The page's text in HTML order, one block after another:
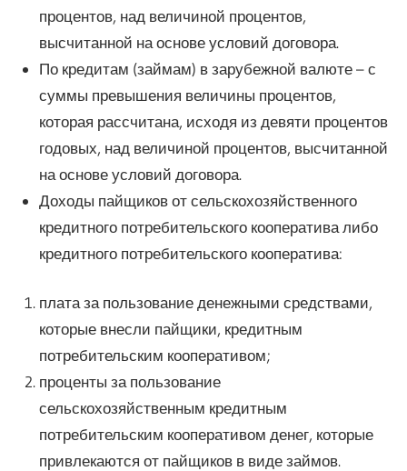
процентов, над величиной процентов,
высчитанной на основе условий договора.
По кредитам (займам) в зарубежной валюте – с
суммы превышения величины процентов,
которая рассчитана, исходя из девяти процентов
годовых, над величиной процентов, высчитанной
на основе условий договора.
Доходы пайщиков от сельскохозяйственного
кредитного потребительского кооператива либо
кредитного потребительского кооператива:
плата за пользование денежными средствами,
которые внесли пайщики, кредитным
потребительским кооперативом;
проценты за пользование
сельскохозяйственным кредитным
потребительским кооперативом денег, которые
привлекаются от пайщиков в виде займов.